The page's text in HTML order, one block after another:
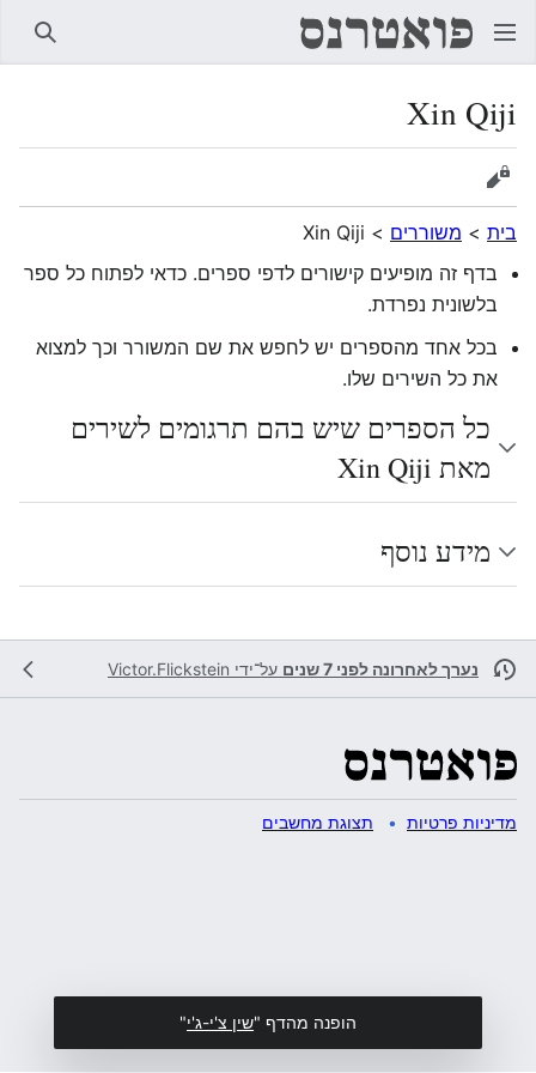
Xin Qiji
הצגת מקור
בית > משוררים >
Xin Qiji
בדף זה מופיעים קישורים לדפי ספרים. כדאי לפתוח כל ספר
בלשונית נפרדת.
בכל אחד מהספרים יש לחפש את שם המשורר וכך למצוא
את כל השירים שלו.
כל הספרים שיש בהם תרגומים לשירים
מאת Xin Qiji
מידע נוסף
נערך לאחרונה לפני 7 שנים על־ידי Victor.Flickstein
מדיניות פרטיות תצוגת מחשבים
הופנה מהדף "שין צ'י-ג'י"